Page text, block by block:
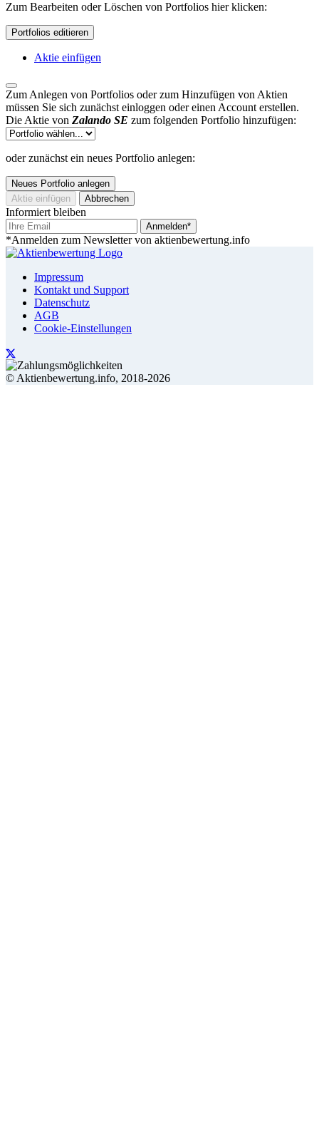
Zum Bearbeiten oder Löschen von Portfolios hier klicken:
Portfolios editieren
Aktie einfügen
Zum Anlegen von Portfolios oder zum Hinzufügen von Aktien
müssen Sie sich zunächst einloggen oder einen Account erstellen.
Die Aktie von Zalando SE zum folgenden Portfolio hinzufügen:
oder zunächst ein neues Portfolio anlegen:
Neues Portfolio anlegen
Aktie einfügen
Abbrechen
Informiert bleiben
Anmelden*
*Anmelden zum Newsletter von aktienbewertung.info
Impressum
Kontakt und Support
Datenschutz
AGB
Cookie-Einstellungen
© Aktienbewertung.info, 2018-2026